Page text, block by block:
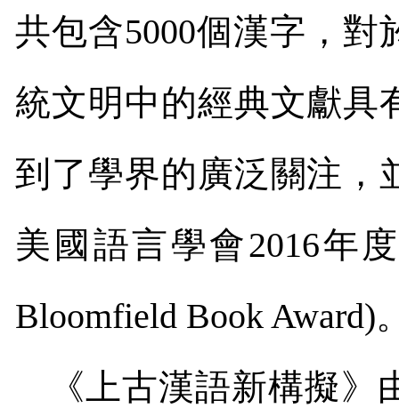
共包含5000個漢字，對
統文明中的經典文獻具
到了學界的廣泛關注，
美國語言學會2016年
Bloomfield Book Award)
《上古漢語新構擬